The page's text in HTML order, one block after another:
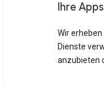
Ihre
Wir
Dienste
anzubieten